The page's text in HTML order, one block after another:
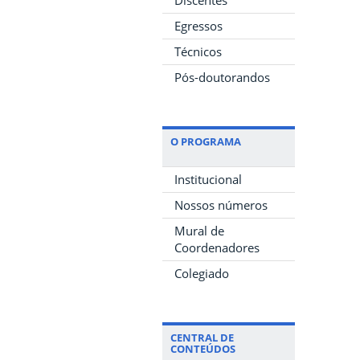
Egressos
Técnicos
Pós-doutorandos
O PROGRAMA
Institucional
Nossos números
Mural de
Coordenadores
Colegiado
CENTRAL DE
CONTEÚDOS